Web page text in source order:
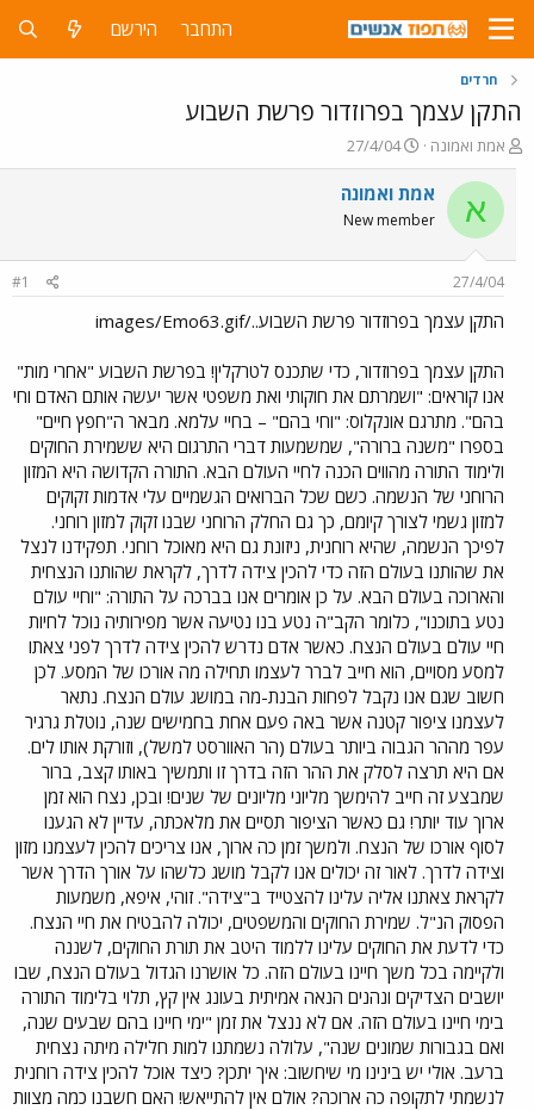
התחבר הירשם
חרדים
התקן עצמך בפרוזדור פרשת השבוע
פ
ו
ת
ח
ה
ש
א
אמת ואמונה
פ
ו
ר
ם
ר
27/4/04
א אמת ואמונה
New member
27/4/04
#1
התקן עצמך בפרוזדור פרשת השבוע../images/Emo63.gif
התקן עצמך בפרוזדור, כדי שתכנס לטרקלין! בפרשת השבוע "אחרי מות"
אנו קוראים: "ושמרתם את חוקותי ואת משפטי אשר יעשה אותם האדם וחי
בהם". מתרגם אונקלוס: "וחי בהם" – בחיי עלמא. מבאר ה"חפץ חיים"
בספרו "משנה ברורה", שמשמעות דברי התרגום היא ששמירת החוקים
ולימוד התורה מהווים הכנה לחיי העולם הבא. התורה הקדושה היא המזון
הרוחני של הנשמה. כשם שכל הברואים הגשמיים עלי אדמות זקוקים
למזון גשמי לצורך קיומם, כך גם החלק הרוחני שבנו זקוק למזון רוחני.
לפיכך הנשמה, שהיא רוחנית, ניזונת גם היא מאוכל רוחני. תפקידנו לנצל
את שהותנו בעולם הזה כדי להכין צידה לדרך, לקראת שהותנו הנצחית
והארוכה בעולם הבא. על כן אומרים אנו בברכה על התורה: "וחיי עולם
נטע בתוכנו", כלומר הקב"ה נטע בנו נטיעה אשר מפירותיה נוכל לחיות
חיי עולם בעולם הנצח. כאשר אדם נדרש להכין צידה לדרך לפני צאתו
למסע מסויים, הוא חייב לברר לעצמו תחילה מה אורכו של המסע. לכן
חשוב שגם אנו נקבל לפחות הבנת-מה במושג עולם הנצח. נתאר
לעצמנו ציפור קטנה אשר באה פעם אחת בחמישים שנה, נוטלת גרגיר
עפר מההר הגבוה ביותר בעולם (הר האוורסט למשל), וזורקת אותו לים.
אם היא תרצה לסלק את ההר הזה בדרך זו ותמשיך באותו קצב, ברור
שמבצע זה חייב להימשך מליוני מליונים של שנים! ובכן, נצח הוא זמן
ארוך עוד יותר! גם כאשר הציפור תסיים את מלאכתה, עדיין לא הגענו
לסוף אורכו של הנצח. ולמשך זמן כה ארוך, אנו צריכים להכין לעצמנו מזון
וצידה לדרך. לאור זה יכולים אנו לקבל מושג כלשהו על אורך הדרך אשר
לקראת צאתנו אליה עלינו להצטייד ב"צידה". זוהי, איפא, משמעות
הפסוק הנ"ל. שמירת החוקים והמשפטים, יכולה להבטיח את חיי הנצח.
כדי לדעת את החוקים עלינו ללמוד היטב את תורת החוקים, לשננה
ולקיימה בכל משך חיינו בעולם הזה. כל אושרנו הגדול בעולם הנצח, שבו
יושבים הצדיקים ונהנים הנאה אמיתית בעונג אין קץ, תלוי בלימוד התורה
בימי חיינו בעולם הזה. אם לא ננצל את זמן "ימי חיינו בהם שבעים שנה,
ואם בגבורות שמונים שנה", עלולה נשמתנו למות חלילה מיתה נצחית
ברעב. אולי יש בינינו מי שיחשוב: איך יתכן? כיצד אוכל להכין צידה רוחנית
לנשמתי לתקופה כה ארוכה? אולם אין להתייאש! האם חשבנו כמה מצוות